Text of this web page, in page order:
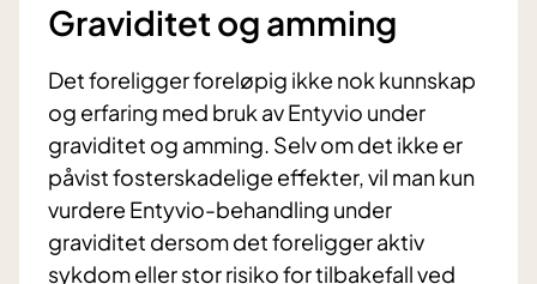
Graviditet og amming
Det foreligger foreløpig ikke nok kunnskap
og erfaring med bruk av Entyvio under
graviditet og amming. Selv om det ikke er
påvist fosterskadelige effekter, vil man kun
vurdere Entyvio-behandling under
graviditet dersom det foreligger aktiv
sykdom eller stor risiko for tilbakefall ved